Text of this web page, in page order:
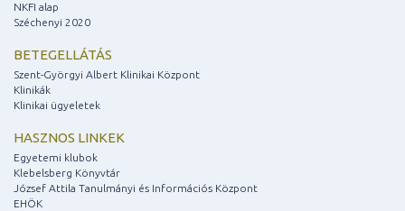
NKFI alap
Széchenyi 2020
BETEGELLÁTÁS
Szent-Györgyi Albert Klinikai Központ
Klinikák
Klinikai ügyeletek
HASZNOS LINKEK
Egyetemi klubok
Klebelsberg Könyvtár
József Attila Tanulmányi és Információs Központ
EHÖK